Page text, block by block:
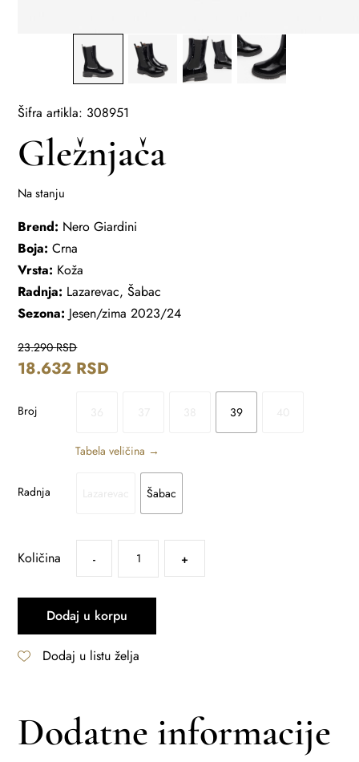
Šifra artikla: 308951
Gležnjača
Na stanju
Brend: Nero Giardini
Boja: Crna
Vrsta: Koža
Radnja: Lazarevac, Šabac
Sezona: Jesen/zima 2023/24
23.290RSD
18.632 RSD
Broj 39
Tabela veličina →
Radnja Šabac
Količina - +
Dodaj u korpu
Dodaj u listu želja
Dodatne informacije